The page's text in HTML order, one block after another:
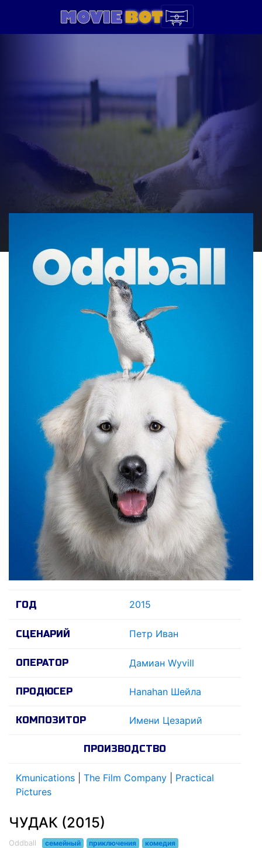
ГОД 2015
СЦЕНАРИЙ Петр Иван
ОПЕРАТОР Дамиан Wyvill
ПРОДЮСЕР Hanahan Шейла
КОМПОЗИТОР Имени Цезарий
ПРОИЗВОДСТВО
Kmunications The Film Company
Practical
Pictures
ЧУДАК (2015)
Oddball семейный приключения комедия